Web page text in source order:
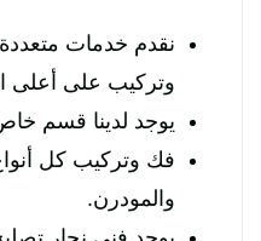
نقدم خدمات
وتركيب على أعلى
يوجد لدينا قسم
فك وتركيب كل
والمودرن.